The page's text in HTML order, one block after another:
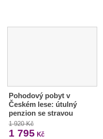
Pohodový pobyt v
Českém lese: útulný
penzion se stravou
1 920 Kč
1 795 Kč